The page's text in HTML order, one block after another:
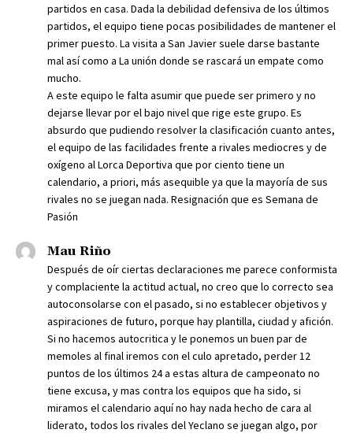
partidos en casa. Dada la debilidad defensiva de los últimos
partidos, el equipo tiene pocas posibilidades de mantener el
primer puesto. La visita a San Javier suele darse bastante
mal así como a La unión donde se rascará un empate como
mucho.
A este equipo le falta asumir que puede ser primero y no
dejarse llevar por el bajo nivel que rige este grupo. Es
absurdo que pudiendo resolver la clasificación cuanto antes,
el equipo de las facilidades frente a rivales mediocres y de
oxígeno al Lorca Deportiva que por ciento tiene un
calendario, a priori, más asequible ya que la mayoría de sus
rivales no se juegan nada. Resignación que es Semana de
Pasión
Mau Riño
Después de oír ciertas declaraciones me parece conformista
y complaciente la actitud actual, no creo que lo correcto sea
autoconsolarse con el pasado, si no establecer objetivos y
aspiraciones de futuro, porque hay plantilla, ciudad y afición.
Si no hacemos autocritica y le ponemos un buen par de
memoles al final iremos con el culo apretado, perder 12
puntos de los últimos 24 a estas altura de campeonato no
tiene excusa, y mas contra los equipos que ha sido, si
miramos el calendario aquí no hay nada hecho de cara al
liderato, todos los rivales del Yeclano se juegan algo, por